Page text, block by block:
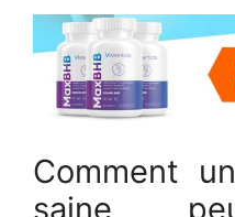
Comment
saine